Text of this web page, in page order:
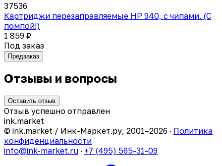
37536
Картриджи перезаправляемые HP 940, с чипами. (С
помпой!)
1 859 ₽
Под заказ
Предзаказ
Отзывы и вопросы
Оставить отзыв
Отзыв успешно отправлен
ink.market
© ink.market / Инк-Маркет.ру, 2001–2026 · Политика
конфиденциальности
info@ink-market.ru · +7 (495) 565-31-09